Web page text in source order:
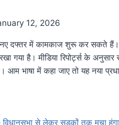
12, 2026
नए दफ्तर में कामकाज शुरू कर सकते हैं।
गया है। मीडिया रिपोर्ट्स के
आम भाषा में कहा जाए तो यह नया